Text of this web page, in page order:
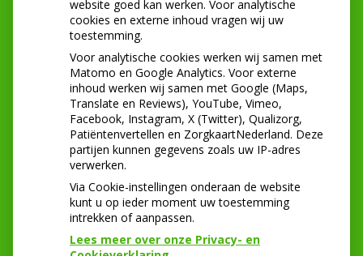
NIEUWS
Let op: valse Infomedics-mails over
openstaande rekening
Tanden bleken? Laat het veilig doen!
Gezond tandvlees: de basis voor een gezonde
mond
Naar de tandarts in het buitenland? Wees op je
hoede!
website goed kan werken. Voor analytische
cookies en externe inhoud vragen wij uw
toestemming.
Voor analytische cookies werken wij samen met
Matomo en Google Analytics. Voor externe
inhoud werken wij samen met Google (Maps,
Translate en Reviews), YouTube, Vimeo,
Facebook, Instagram, X (Twitter), Qualizorg,
Patiëntenvertellen en ZorgkaartNederland. Deze
partijen kunnen gegevens zoals uw IP-adres
verwerken.
Via Cookie-instellingen onderaan de website
kunt u op ieder moment uw toestemming
intrekken of aanpassen.
Lees meer over onze Privacy- en